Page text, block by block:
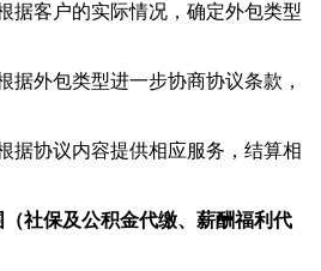
据客户的实际情况，确定外包类型
据外包类型进一步协商协议条款，
据协议内容提供相应服务，结算相
社保及公积金代缴、薪酬福利代